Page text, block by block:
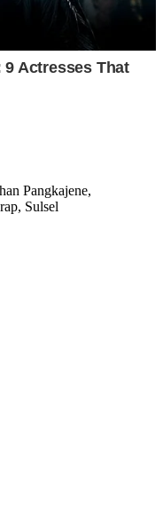
Pangkajene,
Sulsel